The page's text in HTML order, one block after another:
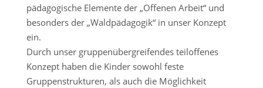
pädagogische Elemente der „Offenen Arbeit“ und
besonders der „Waldpädagogik“ in unser Konzept
ein.
Durch unser gruppenübergreifendes teiloffenes
Konzept haben die Kinder sowohl feste
Gruppenstrukturen, als auch die Möglichkeit